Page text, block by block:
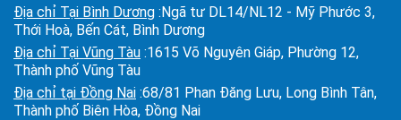
Địa chỉ Tại Bình Dương :Ngã tư DL14/NL12 - Mỹ Phước 3,
Thới Hoà, Bến Cát, Bình Dương
Địa chỉ Tại Vũng Tàu :1615 Võ Nguyên Giáp, Phường 12,
Thành phố Vũng Tàu
Địa chỉ tại Đồng Nai :68/81 Phan Đăng Lưu, Long Bình Tân,
Thành phố Biên Hòa, Đồng Nai